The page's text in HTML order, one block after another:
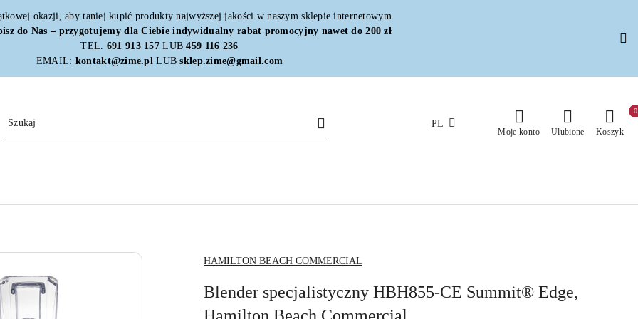
okazji, aby taniej kupić produkty najwyższej jakości w naszym sklepie internetowym
do Nas – przygotujemy dla Ciebie indywidualny rabat promocyjny nawet do 200 zł
TEL. 691 913 157LUB459 116 236
EMAIL: kontakt@zime.pl LUBsklep.zime@gmail.com
PL
Moje konto Ulubione Koszyk
0
NAZWA
PRODUCENTA:
HAMILTON BEACH COMMERCIAL
Blender specjalistyczny HBH855-CE Summit® Edge,